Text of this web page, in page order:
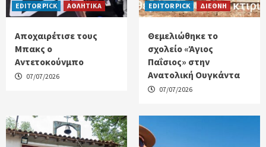
EDITOR PICK ΑΘΛΗΤΙΚΑ
Αποχαιρέτισε τους
Μπακς ο
Αντετοκούνμπο
07/07/2026
EDITOR PICK ΔΙΕΘΝΗ
Θεμελιώθηκε το
σχολείο «Άγιος
Παΐσιος» στην
Ανατολική Ουγκάντα
07/07/2026